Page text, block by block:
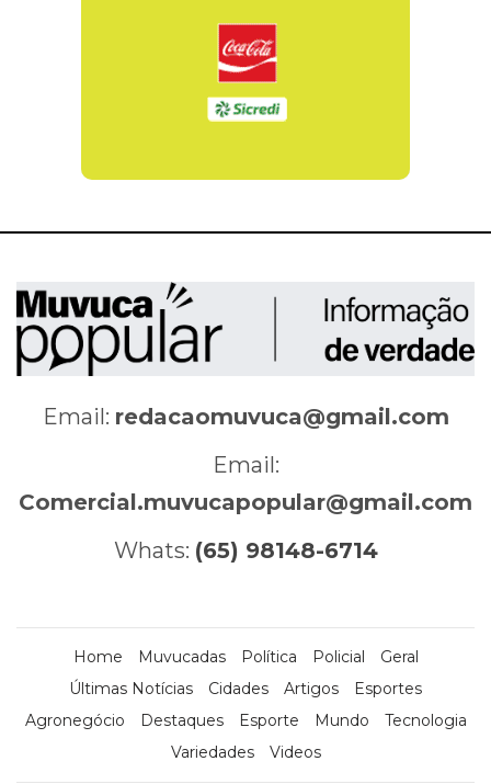
Email: redacaomuvuca@gmail.com
Email:
Comercial.muvucapopular@gmail.com
Whats: (65) 98148-6714
Home Muvucadas Política Policial
Geral
Últimas Notícias
Cidades Artigos
Esportes
Agronegócio
Destaques Esporte Mundo
Tecnologia
Variedades
Videos